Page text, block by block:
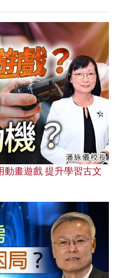
動畫遊戲 提升學習古文